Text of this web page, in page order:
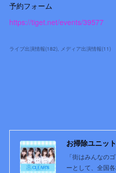
予約フォーム
https://tiget.net/events/39577
ライブ出演情報(182) メディア出演情報(11)
お掃除ユニッ
「街はみんなの
ーとして、全国